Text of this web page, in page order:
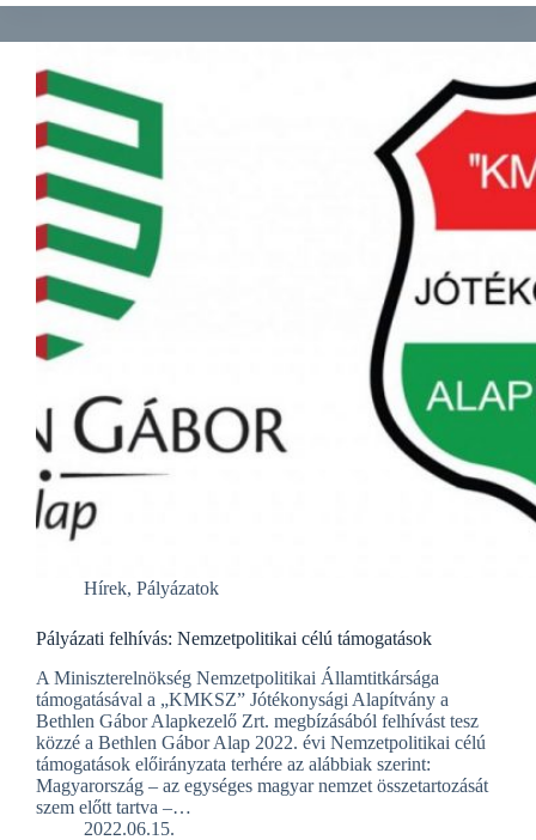
Hírek, Pályázatok
Pályázati felhívás: Nemzetpolitikai célú támogatások
A Miniszterelnökség Nemzetpolitikai Államtitkársága
támogatásával a „KMKSZ” Jótékonysági Alapítvány a
Bethlen Gábor Alapkezelő Zrt. megbízásából felhívást tesz
közzé a Bethlen Gábor Alap 2022. évi Nemzetpolitikai célú
támogatások előirányzata terhére az alábbiak szerint:
Magyarország – az egységes magyar nemzet összetartozását
szem előtt tartva –…
2022.06.15.